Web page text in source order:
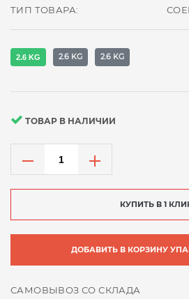
ТИП ТОВАРА:
2.6 KG 2.6 KG 2.6 KG
ТОВАР В НАЛИЧИИ
КУПИТЬ В 1
ДОБАВИТЬ В КОРЗИНУ
САМОВЫВОЗ СО СКЛАДА